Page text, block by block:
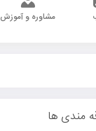
مشاوره و آموزش
مندی ها